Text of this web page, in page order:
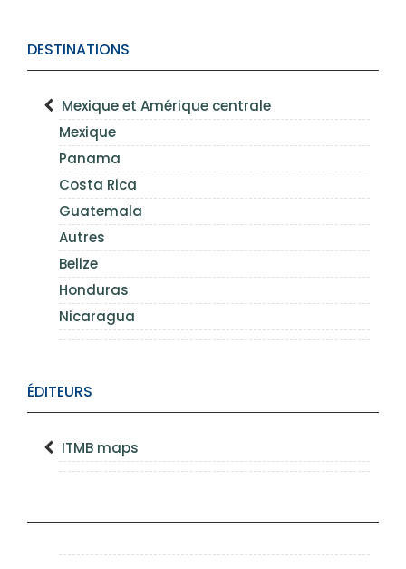
DESTINATIONS
Mexique et Amérique centrale
Mexique
Panama
Costa Rica
Guatemala
Autres
Belize
Honduras
Nicaragua
ÉDITEURS
ITMB maps